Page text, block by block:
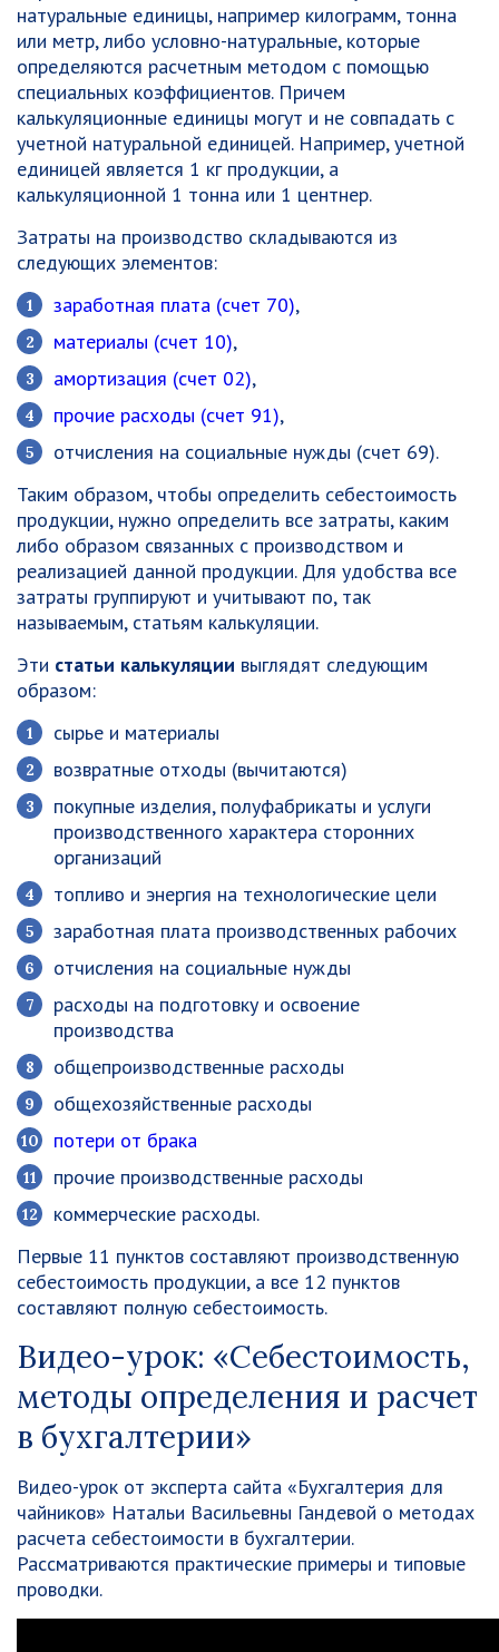
натуральные единицы, например килограмм, тонна
или метр, либо условно-натуральные, которые
определяются расчетным методом с помощью
специальных коэффициентов. Причем
калькуляционные единицы могут и не совпадать с
учетной натуральной единицей. Например, учетной
единицей является 1 кг продукции, а
калькуляционной 1 тонна или 1 центнер.
Затраты на производство складываются из
следующих элементов:
заработная плата (счет 70),
материалы (счет 10),
амортизация (счет 02),
прочие расходы (счет 91),
отчисления на социальные нужды (счет 69).
Таким образом, чтобы определить себестоимость
продукции, нужно определить все затраты, каким
либо образом связанных с производством и
реализацией данной продукции. Для удобства все
затраты группируют и учитывают по, так
называемым, статьям калькуляции.
Эти статьи калькуляции выглядят следующим
образом:
сырье и материалы
возвратные отходы (вычитаются)
покупные изделия, полуфабрикаты и услуги
производственного характера сторонних
организаций
топливо и энергия на технологические цели
заработная плата производственных рабочих
отчисления на социальные нужды
расходы на подготовку и освоение
производства
общепроизводственные расходы
общехозяйственные расходы
потери от брака
прочие производственные расходы
коммерческие расходы.
Первые 11 пунктов составляют производственную
себестоимость продукции, а все 12 пунктов
составляют полную себестоимость.
Видео-урок: «Себестоимость,
методы определения и расчет
в бухгалтерии»
Видео-урок от эксперта сайта «Бухгалтерия для
чайников» Натальи Васильевны Гандевой о методах
расчета себестоимости в бухгалтерии.
Рассматриваются практические примеры и типовые
проводки.